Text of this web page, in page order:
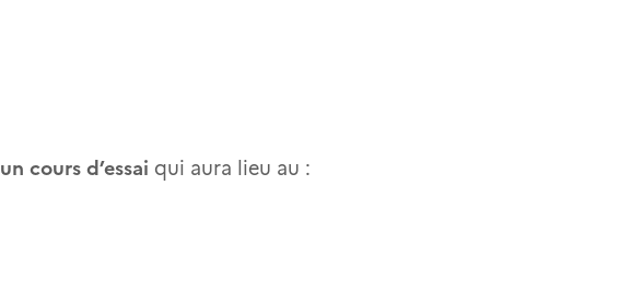
un cours d’essai qui aura lieu au :